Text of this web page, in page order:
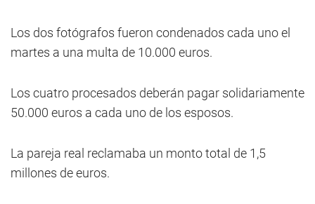
Los dos fotógrafos fueron condenados cada uno el
martes a una multa de 10.000 euros.
Los cuatro procesados deberán pagar solidariamente
50.000 euros a cada uno de los esposos.
La pareja real reclamaba un monto total de 1,5
millones de euros.